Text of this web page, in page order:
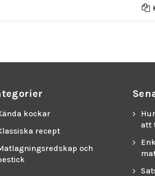
kockar
recept
och
att